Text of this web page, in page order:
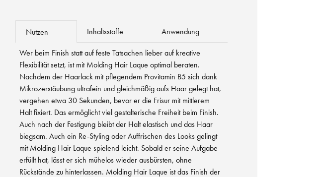
Nutzen Inhaltsstoffe Anwendung
Wer beim Finish statt auf feste Tatsachen lieber auf kreative
Flexibilität setzt, ist mit Molding Hair Laque optimal beraten.
Nachdem der Haarlack mit pflegendem Provitamin B5 sich dank
Mikrozerstäubung ultrafein und gleichmäßig aufs Haar gelegt hat,
vergehen etwa 30 Sekunden, bevor er die Frisur mit mittlerem
Halt fixiert. Das ermöglicht viel gestalterische Freiheit beim Finish.
Auch nach der Festigung bleibt der Halt elastisch und das Haar
biegsam. Auch ein Re-Styling oder Auffrischen des Looks gelingt
mit Molding Hair Laque spielend leicht. Sobald er seine Aufgabe
erfüllt hat, lässt er sich mühelos wieder ausbürsten, ohne
Rückstände zu hinterlassen. Molding Hair Laque ist das Finish der